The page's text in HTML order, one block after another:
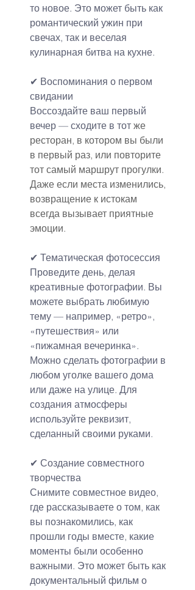
то новое. Это может быть как
романтический ужин при
свечах, так и веселая
кулинарная битва на кухне.
✔ Воспоминания о первом
свидании
Воссоздайте ваш первый
вечер — сходите в тот же
ресторан, в котором вы были
в первый раз, или повторите
тот самый маршрут прогулки.
Даже если места изменились,
возвращение к истокам
всегда вызывает приятные
эмоции.
✔ Тематическая фотосессия
Проведите день, делая
креативные фотографии. Вы
можете выбрать любимую
тему — например, «ретро»,
«путешествия» или
«пижамная вечеринка».
Можно сделать фотографии в
любом уголке вашего дома
или даже на улице. Для
создания атмосферы
используйте реквизит,
сделанный своими руками.
✔ Создание совместного
творчества
Снимите совместное видео,
где рассказываете о том, как
вы познакомились, как
прошли годы вместе, какие
моменты были особенно
важными. Это может быть как
документальный фильм о